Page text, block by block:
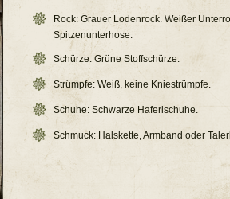
Rock: Grauer Lodenrock. Weißer
Spitzenunterhose.
Schürze: Grüne Stoffschürze.
Strümpfe: Weiß, keine Kniestrümpfe.
Schuhe: Schwarze Haferlschuhe.
Schmuck: Halskette, Armband oder